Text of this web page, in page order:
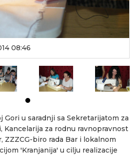
08:46
Gori u saradnji sa Sekretarijatom za
Kancelarija za rodnu ravnopravnost
ZZZCG-biro rada Bar i lokalnom
'Kranjanija' u cilju realizacije